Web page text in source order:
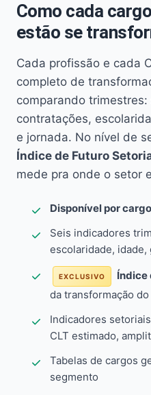
Como cada
estão se
Cada profissão e cada
completo de
comparando
contratações,
e jornada. No nível de
Índice de Futuro
mede pra onde o setor
Disponível por cargo
Seis indicadores
escolaridade, idade,
EXCLUSIVO Índice
da transformação do
Indicadores
CLT estimado,
Tabelas de cargos
segmento